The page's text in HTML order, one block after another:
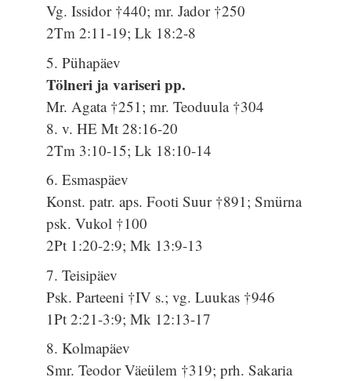
Vg. Issidor †440; mr. Jador †250
2Tm 2:11-19; Lk 18:2-8
5. Pühapäev
Tölneri ja variseri pp.
Mr. Agata †251; mr. Teoduula †304
8. v. HE Mt 28:16-20
2Tm 3:10-15; Lk 18:10-14
6. Esmaspäev
Konst. patr. aps. Footi Suur †891; Smürna
psk. Vukol †100
2Pt 1:20-2:9; Mk 13:9-13
7. Teisipäev
Psk. Parteeni †IV s.; vg. Luukas †946
1Pt 2:21-3:9; Mk 12:13-17
8. Kolmapäev
Smr. Teodor Väeülem †319; prh. Sakaria